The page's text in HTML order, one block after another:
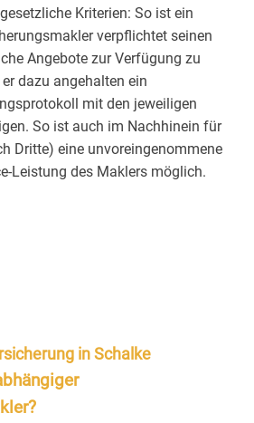
Kriterien: So ist ein
verpflichtet seinen
Angebote zur Verfügung zu
dazu angehalten ein
mit den jeweiligen
So ist auch im Nachhinein für
Dritte) eine unvoreingenommene
Leistung des Maklers möglich.
in Schalke